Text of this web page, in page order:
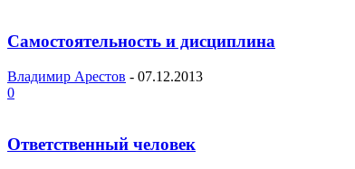
Самостоятельность и дисциплина
Владимир Арестов - 07.12.2013
0
Ответственный человек